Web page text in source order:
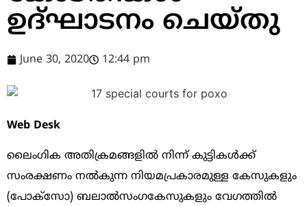
ഉദ്ഘാടനം ചെയ്തു
June 30, 2020 12:44 pm
Web Desk
ലൈംഗിക അതിക്രമങ്ങളില്‍ നിന്ന് കുട്ടികള്‍ക്ക്
സംരക്ഷണം നല്‍കുന്ന നിയമപ്രകാരമുള്ള കേസുകളും
(പോക്സോ) ബലാല്‍സംഗകേസുകളും വേഗത്തില്‍